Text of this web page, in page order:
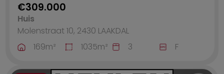
€309.000
Huis
Molenstraat 10, 2430 LAAKDAL
169m² 1035m² 3 F